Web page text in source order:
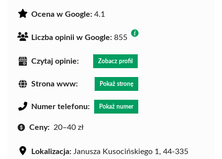
Ocena w Google: 4.1
Liczba opinii w Google: 855
Czytaj opinie: Zobacz profil
Strona www: Pokaż stronę
Numer telefonu: Pokaż numer
Ceny: 20–40 zł
Lokalizacja: Janusza Kusocińskiego 1, 44-335